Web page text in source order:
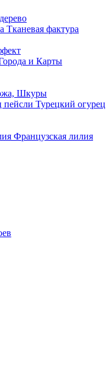
Тканевая фактура
и Карты
Шкуры
Турецкий огурец
Французская лилия